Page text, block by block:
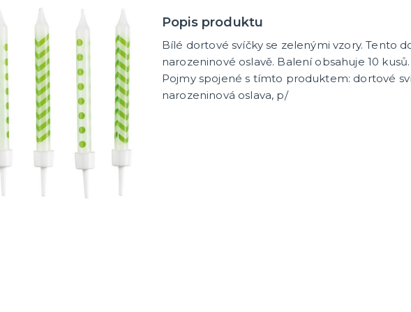
rozlučku
rozlučku
a placky s nápisem
na rozlučku
budoucí nevěstu
družičky
budoucího ženicha
mládence
se svobodou
Popis produktu
Bílé dortové svíčky se zelenými vzory. Tento
narozeninové oslavě. Balení obsahuje 10
Pojmy spojené s tímto produktem: dortové
narozeninová oslava, p/